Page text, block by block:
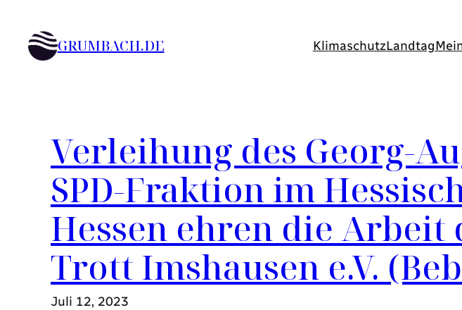
Inhalt
springenGRUMBACH.DE KlimaschutzLandtag
Verleihung des Georg-
SPD-Fraktion im
Hessen ehren die
Trott Imshausen e.V.
Juli 12, 2023